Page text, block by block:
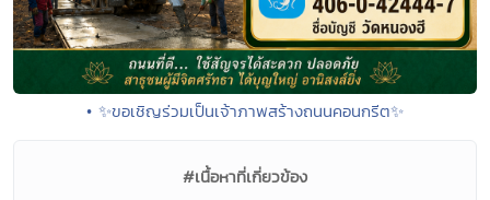
• ✨ขอเชิญร่วมเป็นเจ้าภาพสร้างถนนคอนกรีต✨
#เนื้อหาที่เกี่ยวข้อง